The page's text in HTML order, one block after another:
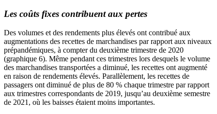
Les coûts fixes contribuent aux pertes
Des volumes et des rendements plus élevés ont contribué aux
augmentations des recettes de marchandises par rapport aux niveaux
prépandémiques, à compter du deuxième trimestre de 2020
(graphique 6). Même pendant ces trimestres lors desquels le volume
des marchandises transportées a diminué, les recettes ont augmenté
en raison de rendements élevés. Parallèlement, les recettes de
passagers ont diminué de plus de 80 % chaque trimestre par rapport
aux trimestres correspondants de 2019, jusqu’au deuxième semestre
de 2021, où les baisses étaient moins importantes.